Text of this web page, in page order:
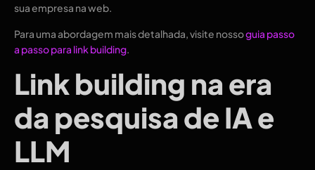
sua empresa na web.
Para uma abordagem mais detalhada, visite nossoguia passo
a passo para link building.
Link building na era
da pesquisa de IA e
LLM